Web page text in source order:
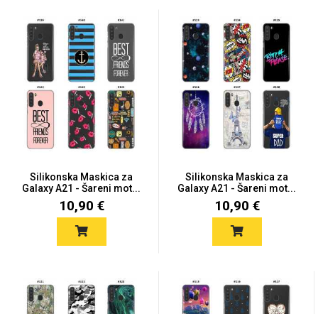
Silikonska Maskica za
Galaxy A21 - Šareni mot...
10,90 €
Silikonska Maskica za
Galaxy A21 - Šareni mot...
10,90 €
Quotes Collection Cirkus